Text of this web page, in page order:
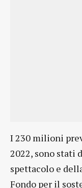
I 230 milioni
2022, sono stati
spettacolo e
Fondo per il